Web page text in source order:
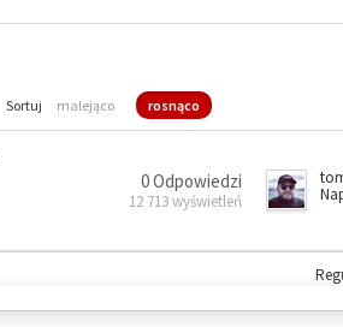
Sortuj malejąco rosnąco
0 Odpowiedzi
12 713 wyświetleń